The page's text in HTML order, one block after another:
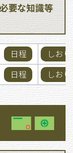
要な知識等
日程
しおり
日程 しおり